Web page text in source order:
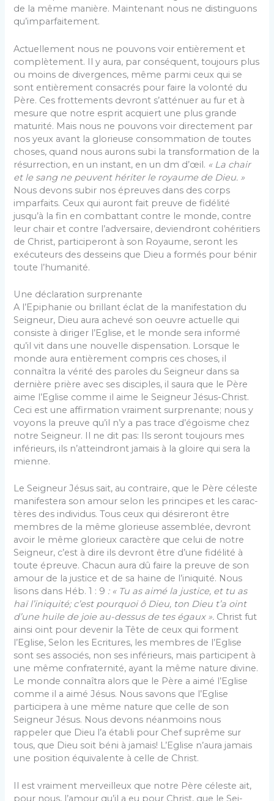
de la même manière. Maintenant nous ne distinguons
qu’imparfaitement.
Actuellement nous ne pouvons voir entièrement et
complètement. Il y aura, par conséquent, toujours plus
ou moins de divergences, même parmi ceux qui se
sont entièrement consacrés pour faire la volonté du
Père. Ces frottements devront s’atténuer au fur et à
mesure que notre esprit acquiert une plus grande
maturité. Mais nous ne pouvons voir directement par
nos yeux avant la glorieuse consommation de toutes
choses, quand nous aurons subi la transformation de la
résurrection, en un instant, en un dm d’œil. « La chair
et le sang ne peuvent hériter le royaume de Dieu. »
Nous devons subir nos épreuves dans des corps
imparfaits. Ceux qui auront fait preuve de fidélité
jusqu’à la fin en combattant contre le monde, contre
leur chair et contre l’adversaire, devien­dront cohéritiers
de Christ, participeront à son Royaume, seront les
exécuteurs des desseins que Dieu a formés pour bénir
toute l’humanité.
Une déclaration surprenante
A l’Epiphanie ou brillant éclat de la manifestation du
Seigneur, Dieu aura achevé son oeuvre actuelle qui
consiste à diriger l’Eglise, et le monde sera informé
qu’il vit dans une nouvelle dispensation. Lorsque le
monde aura entièrement compris ces choses, il
connaîtra la vérité des paroles du Seigneur dans sa
dernière prière avec ses disciples, il saura que le Père
aime l’Eglise comme il aime le Seigneur Jésus-Christ.
Ceci est une affirmation vraiment surprenante; nous y
voyons la preuve qu’il n’y a pas trace d’égoïsme chez
notre Seigneur. Il ne dit pas: Ils seront toujours mes
inférieurs, ils n’atteindront jamais à la gloire qui sera la
mienne.
Le Seigneur Jésus sait, au contraire, que le Père céleste
manifestera son amour selon les principes et les carac­
tères des individus. Tous ceux qui désireront être
mem­bres de la même glorieuse assemblée, devront
avoir le même glorieux caractère que celui de notre
Seigneur, c’est à dire ils devront être d’une fidélité à
toute épreuve. Chacun aura dû faire la preuve de son
amour de la justice et de sa haine de l’iniquité. Nous
lisons dans Héb. 1 : 9 : « Tu as aimé la justice, et tu as
haï l’ini­quité; c’est pourquoi ô Dieu, ton Dieu t’a oint
d’une huile de joie au-dessus de tes égaux ». Christ fut
ainsi oint pour devenir la Tête de ceux qui forment
l’Eglise, Selon les Ecritures, les membres de l’Eglise
sont ses associés, non ses inférieurs, mais participent à
une même confraternité, ayant la même nature divine.
Le monde connaîtra alors que le Père a aimé l’Eglise
comme il a aimé Jésus. Nous savons que l’Eglise
participera à une même nature que celle de son
Seigneur Jésus. Nous devons néanmoins nous
rappeler que Dieu l’a établi pour Chef suprême sur
tous, que Dieu soit béni à jamais! L’Eglise n’aura jamais
une position équivalente à celle de Christ.
Il est vraiment merveilleux que notre Père céleste ait,
pour nous, l’amour qu’il a eu pour Christ, que le Sei­